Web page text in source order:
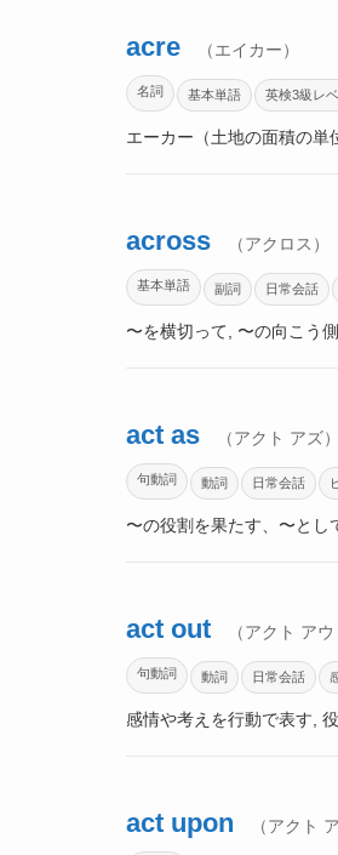
acre （エイカー）
名詞 基本単語 英検3級レ
エーカー（土地の面積の単
across （アクロス）
基本単語 副詞 日常会話
〜を横切って, 〜の向こう
act as （アクト アズ）
句動詞 動詞 日常会話
〜の役割を果たす、〜とし
act out （アクト アウ
句動詞 動詞 日常会話
感情や考えを行動で表す,
act upon （アクト